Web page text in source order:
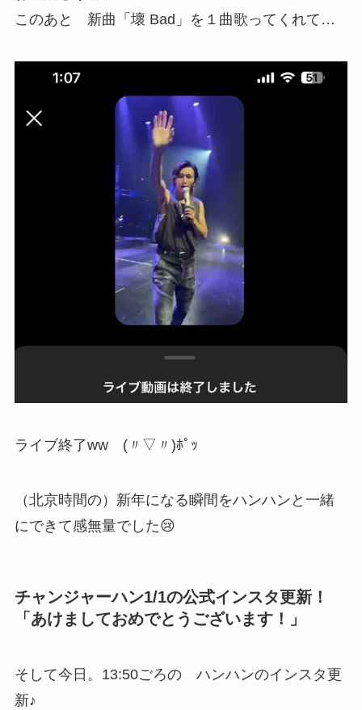
このあと 新曲「壞 Bad」を１曲歌ってくれて…
ライブ終了ww (〃▽〃)ﾎﾟｯ
（北京時間の）新年になる瞬間をハンハンと一緒
にできて感無量でした😢
チャンジャーハン1/1の公式インスタ更新！
「あけましておめでとうございます！」
そして今日。13:50ごろの ハンハンのインスタ更
新♪